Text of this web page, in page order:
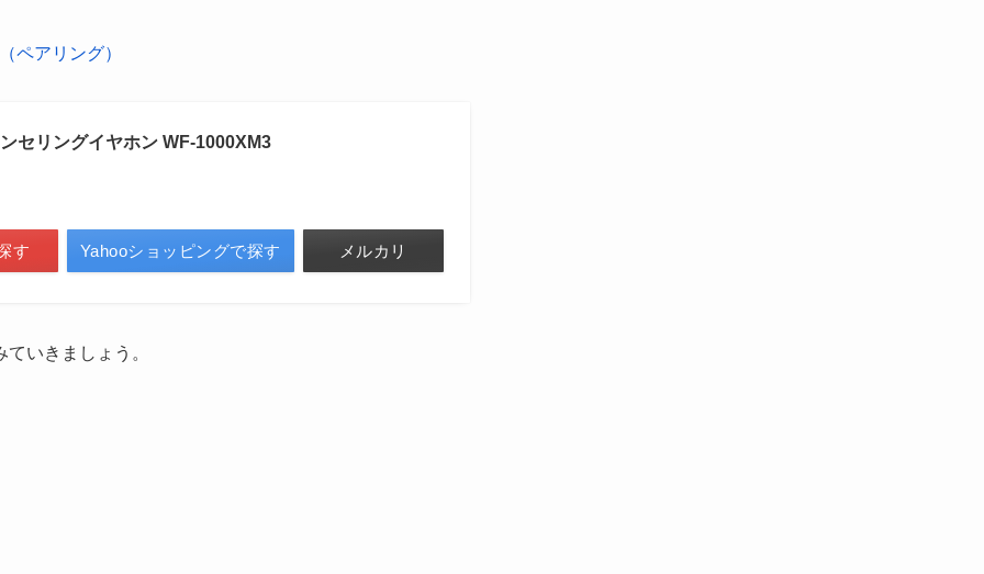
ペアリング）
セリングイヤホン WF-1000XM3
す Yahooショッピングで探す メルカリ
いきましょう。